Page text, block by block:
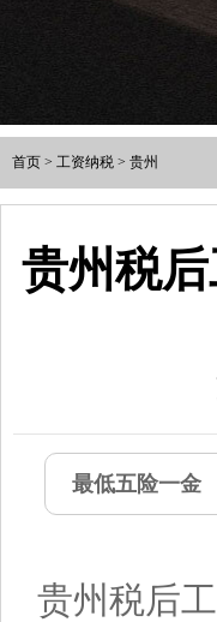
首页 > 工资纳税 > 贵州
贵州税
最低五险一金
贵州税后